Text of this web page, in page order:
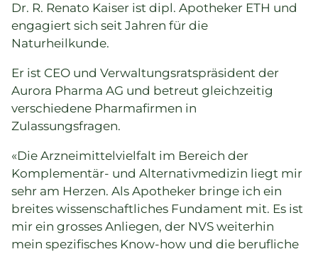
Dr. R. Renato Kaiser ist dipl. Apotheker ETH und
engagiert sich seit Jahren für die
Naturheilkunde.
Er ist CEO und Verwaltungsratspräsident der
Aurora Pharma AG und betreut gleichzeitig
verschiedene Pharmafirmen in
Zulassungsfragen.
«Die Arzneimittelvielfalt im Bereich der
Komplementär- und Alternativmedizin liegt mir
sehr am Herzen. Als Apotheker bringe ich ein
breites wissenschaftliches Fundament mit. Es ist
mir ein grosses Anliegen, der NVS weiterhin
mein spezifisches Know-how und die berufliche